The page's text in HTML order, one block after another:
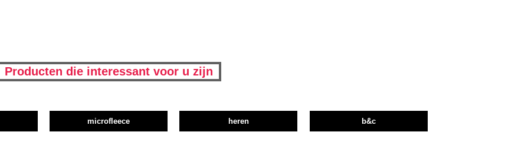
Producten die interessant voor u zijn
microfleece heren b&c